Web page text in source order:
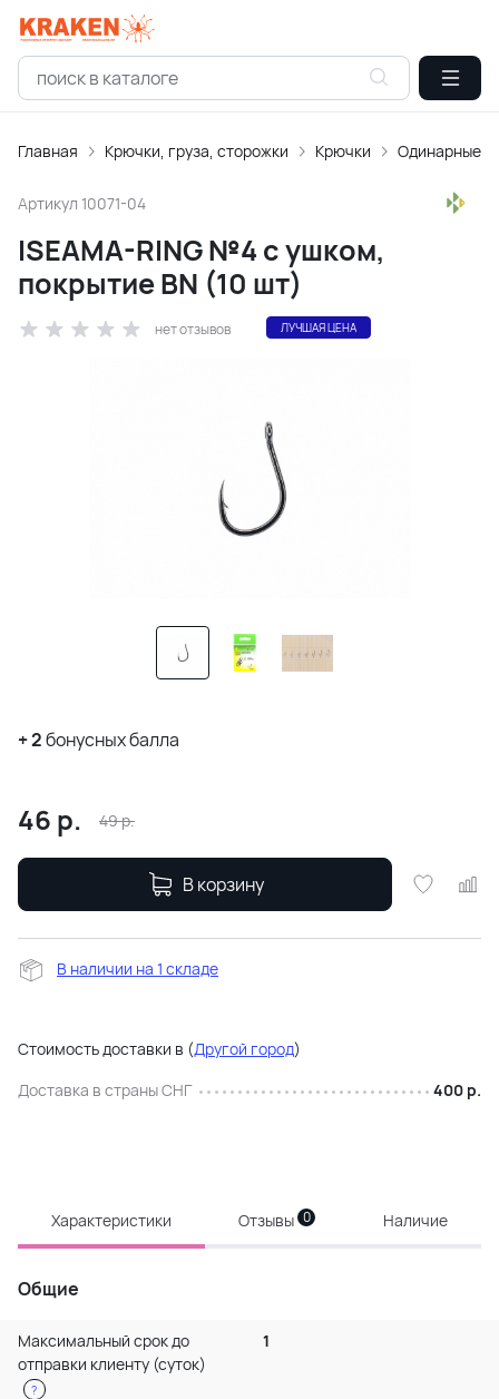
Главная Крючки, груза, сторожки Крючки Одинарные
Артикул 10071-04
ISEAMA-RING №4 с ушком,
покрытие BN (10 шт)
нет отзывов ЛУЧШАЯ ЦЕНА
+2бонусных балла
46 р. 49р.
В корзину
В наличии на 1 складе
Стоимость доставки в (Другой город)
Доставка в страны СНГ
400 р.
Характеристики Отзывы 0 Наличие
Общие
Максимальный срок до
отправки клиенту (суток)
?
1